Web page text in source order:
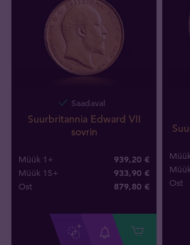
Saadaval
Suurbritannia Edward VII
sovrin
Müük 1+ 939,20 €
Müük 15+ 933,90 €
Ost 879,80 € Ost